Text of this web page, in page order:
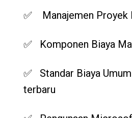
✅ Manajemen Proyek
✅ Komponen Biaya
✅ Standar Biaya
terbaru